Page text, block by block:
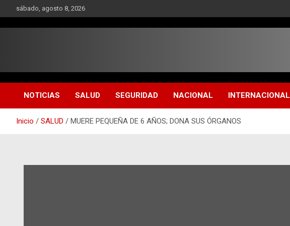
al
contenido
sábado, agosto 8, 2026
NOTICIAS SALUD SEGURIDAD NACIONAL INTERNACIONAL
Inicio SALUD MUERE PEQUEÑA DE 6 AÑOS; DONA SUS ÓRGANOS